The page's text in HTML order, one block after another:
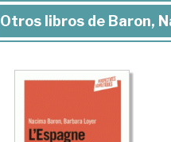
Otros libros de Baron,